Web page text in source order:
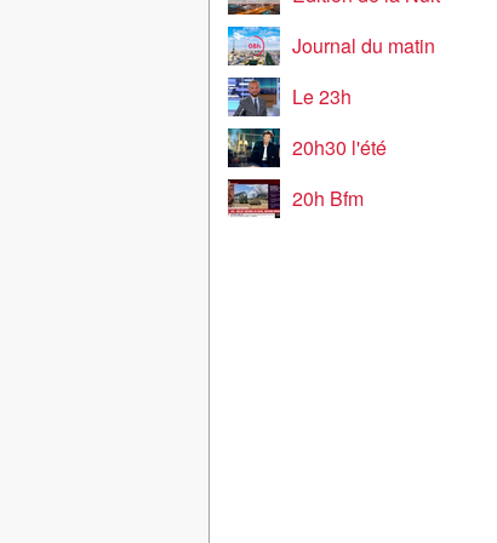
Journal du matin
Le 23h
20h30 l'été
20h Bfm